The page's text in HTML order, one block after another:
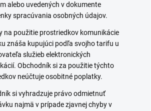
alebo uvedených v dokumente
spracúvania osobných údajov.
na použitie prostriedkov komunikácie
znáša kupujúci podľa svojho tarifu u
služieb elektronických
Obchodník si za použitie týchto
neúčtuje osobitné poplatky.
si vyhradzuje právo odmietnuť
najmä v prípade zjavnej chyby v